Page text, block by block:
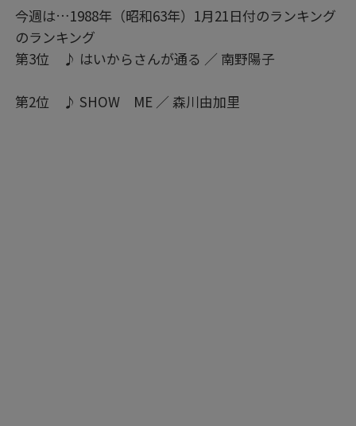
今週は…1988年（昭和63年）1月21日付のランキング
のランキング
第3位 ♪ はいからさんが通る ／ 南野陽子
第2位 ♪ SHOW ME ／ 森川由加里